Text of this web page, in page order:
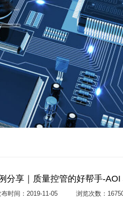
品
分享｜质量控管的好帮手-AOI
布时间：2019-11-05 浏览次数：